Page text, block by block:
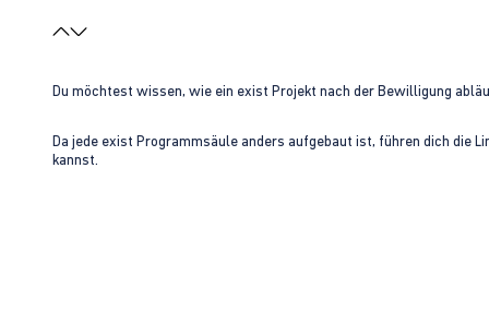
Du möchtest wissen, wie ein exist Projekt nach der Bewilligung
Da jede exist Programmsäule anders aufgebaut ist, führen dich die
kannst.